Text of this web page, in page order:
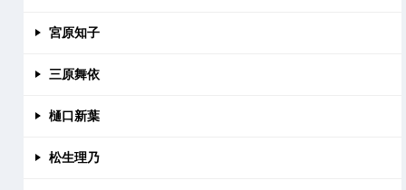
宮原知子
三原舞依
樋口新葉
松生理乃